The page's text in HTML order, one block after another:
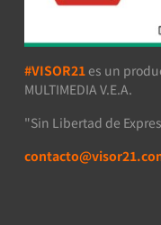
#VISOR21 es un
MULTIMEDIA V.E.A.
"Sin Libertad de